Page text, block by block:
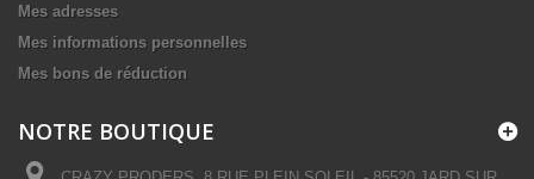
Mes adresses
Mes informations personnelles
Mes bons de réduction
NOTRE BOUTIQUE